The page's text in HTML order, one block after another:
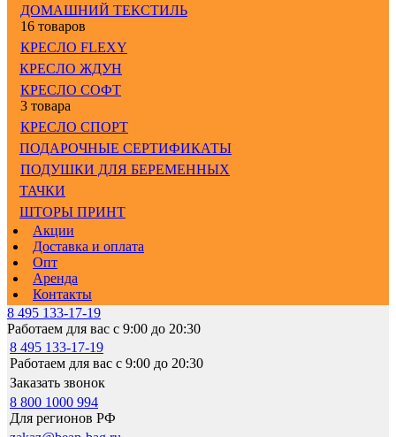
ДОМАШНИЙ ТЕКСТИЛЬ
16 товаров
КРЕСЛО FLEXY
КРЕСЛО ЖДУН
КРЕСЛО СОФТ
3 товара
КРЕСЛО СПОРТ
ПОДАРОЧНЫЕ СЕРТИФИКАТЫ
ПОДУШКИ ДЛЯ БЕРЕМЕННЫХ
ТАЧКИ
ШТОРЫ ПРИНТ
Акции
Доставка и оплата
Опт
Аренда
Контакты
8 495 133-17-19
Работаем для вас с 9:00 до 20:30
8 495 133-17-19
Работаем для вас с 9:00 до 20:30
Заказать звонок
8 800 1000 994
Для регионов РФ